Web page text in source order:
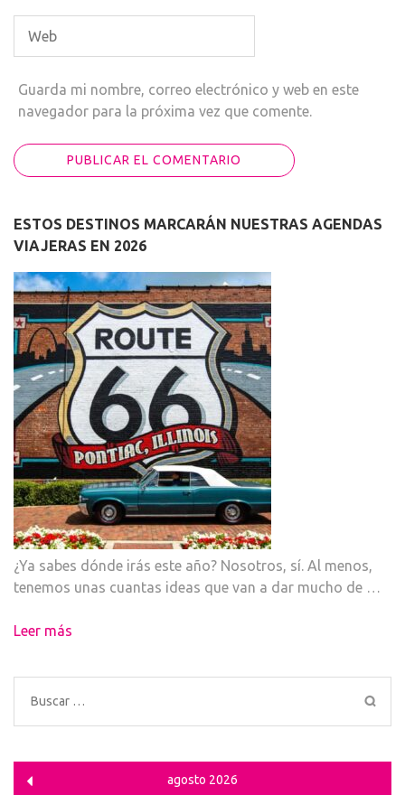
Guarda mi nombre, correo electrónico y web en este
navegador para la próxima vez que comente.
ESTOS DESTINOS MARCARÁN NUESTRAS AGENDAS
VIAJERAS EN 2026
¿Ya sabes dónde irás este año? Nosotros, sí. Al menos,
tenemos unas cuantas ideas que van a dar mucho de …
Leer más
Buscar:
agosto 2026